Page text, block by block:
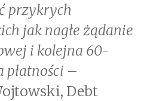
przykrych
jak nagłe żądanie
i kolejna 60-
–
Debt